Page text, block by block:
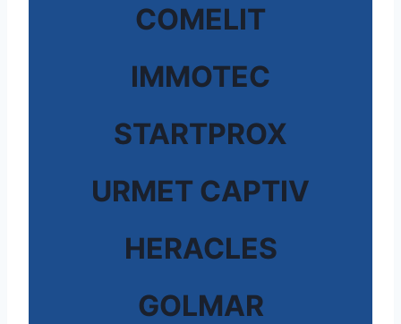
COMELIT
IMMOTEC
STARTPROX
URMET CAPTIV
HERACLES
GOLMAR